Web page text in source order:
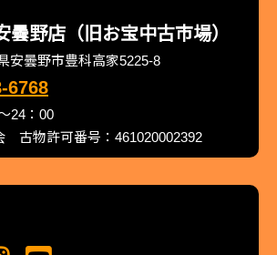
曇野店（旧お宝中古市場）
安曇野市豊科高家5225-8
6768
24：00
古物許可番号：461020002392